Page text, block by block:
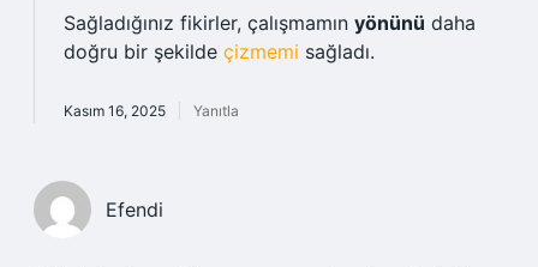
Sağladığınız fikirler, çalışmamın yönünü daha
doğru bir şekilde çizmemi sağladı.
Kasım 16, 2025 Yanıtla
Efendi